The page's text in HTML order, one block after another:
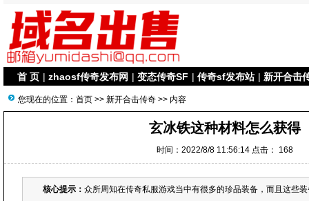
首 页 | zhaosf传奇发布网 | 变态传奇SF | 传奇sf发布站 | 新开合击
您现在的位置： 首页 >> 新开合击传奇 >> 内容
玄冰铁这种材料怎么获得
时间：2022/8/8 11:56:14 点击： 168
核心提示： 众所周知在传奇私服游戏当中有很多的珍品装备，而且这些